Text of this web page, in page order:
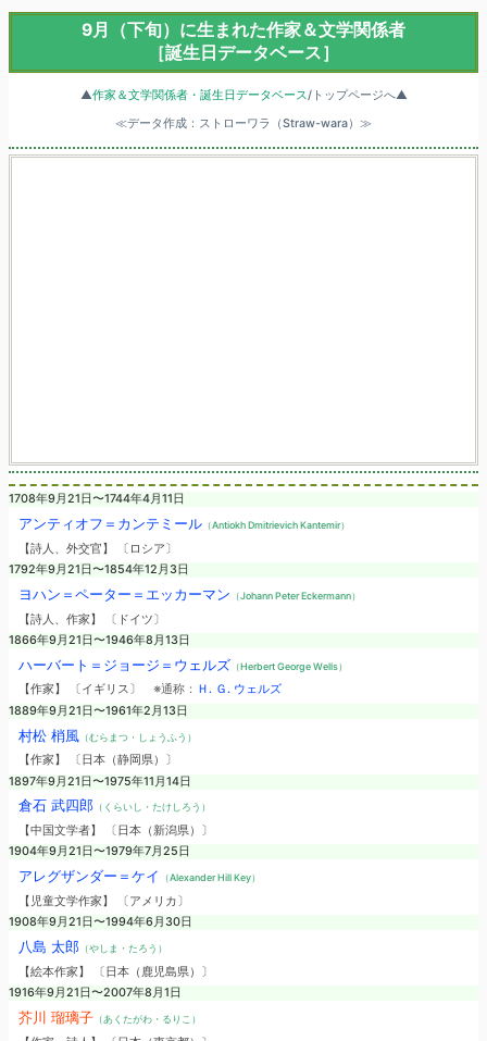
9月（下旬）に生まれた作家＆文学関係者
［誕生日データベース］
▲作家＆文学関係者・誕生日データベース/トップページへ▲
≪データ作成：ストローワラ（Straw-wara）≫
1708年9月21日〜1744年4月11日
アンティオフ＝カンテミール（Antiokh Dmitrievich Kantemir）
【詩人、外交官】 〔ロシア〕
1792年9月21日〜1854年12月3日
ヨハン＝ペーター＝エッカーマン （Johann Peter Eckermann）
【詩人、作家】 〔ドイツ〕
1866年9月21日〜1946年8月13日
ハーバート＝ジョージ＝ウェルズ （Herbert George Wells）
【作家】 〔イギリス〕 ※通称： Ｈ. Ｇ. ウェルズ
1889年9月21日〜1961年2月13日
村松 梢風（むらまつ・しょうふう）
【作家】 〔日本（静岡県）〕
1897年9月21日〜1975年11月14日
倉石 武四郎（くらいし・たけしろう）
【中国文学者】 〔日本（新潟県）〕
1904年9月21日〜1979年7月25日
アレグザンダー＝ケイ （Alexander Hill Key）
【児童文学作家】 〔アメリカ〕
1908年9月21日〜1994年6月30日
八島 太郎（やしま・たろう）
【絵本作家】 〔日本（鹿児島県）〕
1916年9月21日〜2007年8月1日
芥川 瑠璃子（あくたがわ・るりこ）